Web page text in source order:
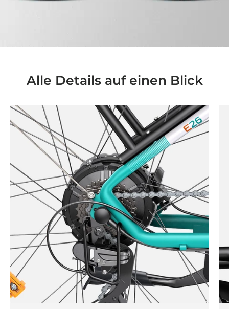
Alle Details auf einen Blick